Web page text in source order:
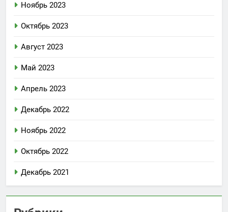
Ноябрь 2023
Октябрь 2023
Август 2023
Май 2023
Апрель 2023
Декабрь 2022
Ноябрь 2022
Октябрь 2022
Декабрь 2021